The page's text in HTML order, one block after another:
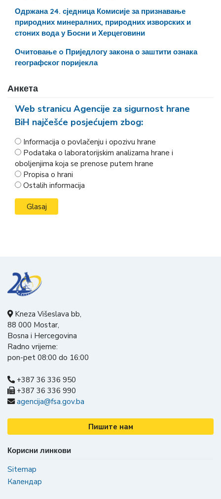
Одржана 24. сједница Комисије за признавање
природних минералних, природних изворских и
стоних вода у Босни и Херцеговини
Очитовање o Приједлогу закона о заштити ознака
географског поријекла
Анкета
Web stranicu Agencije za sigurnost hrane
BiH najčešće posjećujem zbog:
Informacija o povlačenju i opozivu hrane
Podataka o laboratorijskim analizama hrane i
oboljenjima koja se prenose putem hrane
Propisa o hrani
Ostalih informacija
Kneza Višeslava bb,
88 000 Mostar,
Bosna i Hercegovina
Radno vrijeme:
pon-pet 08:00 do 16:00
+387 36 336 950
+387 36 336 990
agencija@fsa.gov.ba
Пишите нам
Корисни линкови
Sitemap
Календар